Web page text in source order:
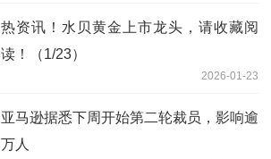
热资讯！水贝黄金上市龙头，请收藏阅
读！（1/23）
2026-01-23
亚马逊据悉下周开始第二轮裁员，影响逾
万人